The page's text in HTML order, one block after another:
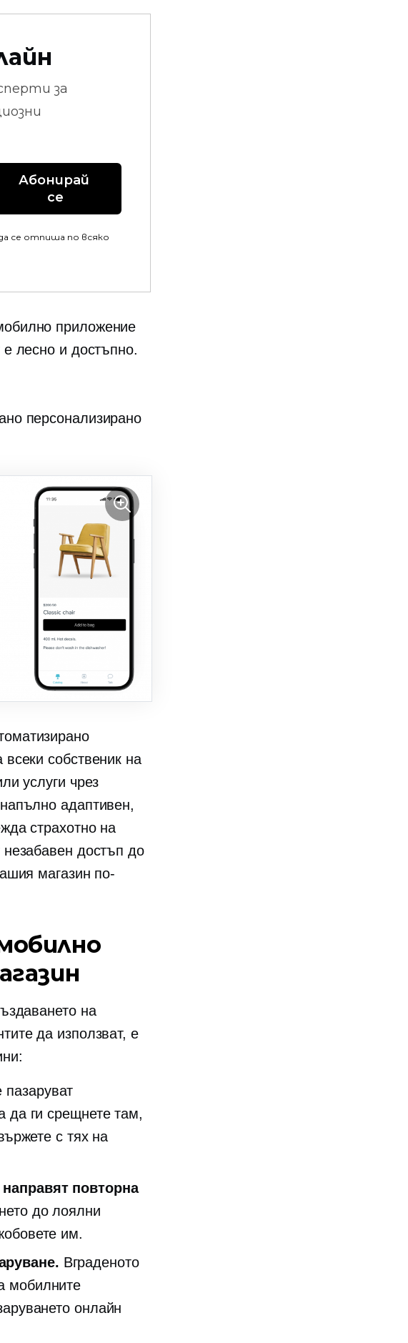
за
Абонирай
се
се отпиша по всяко
приложение
лесно и достъпно.
персонализирано
собственик на
услуги чрез
адаптивен,
страхотно на
достъп до
магазин по-
на
да използват, е
пазаруват
да ги срещнете там,
с тях на
повторна
до лоялни
им.
Вграденото
мобилните
онлайн